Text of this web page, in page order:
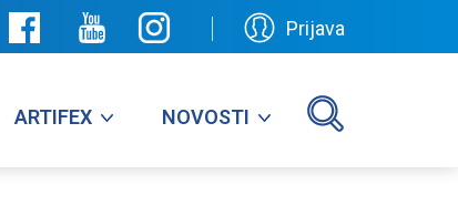
Prijava
ARTIFEX NOVOSTI